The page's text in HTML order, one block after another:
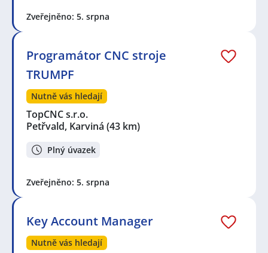
Zveřejněno: 5. srpna
Programátor CNC stroje
TRUMPF
Nutně vás hledají
TopCNC s.r.o.
Petřvald, Karviná (43 km)
Plný úvazek
Zveřejněno: 5. srpna
Key Account Manager
Nutně vás hledají